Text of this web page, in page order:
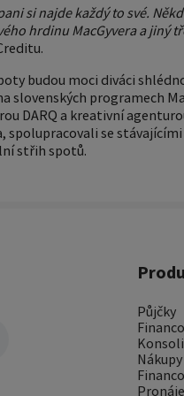
si najde každý to své.
hrdinu MacGyvera a jiný
budou moci diváci
slovenských programech
DARQ a kreativní
spolupracovali se
střih spotů.
Půjčky